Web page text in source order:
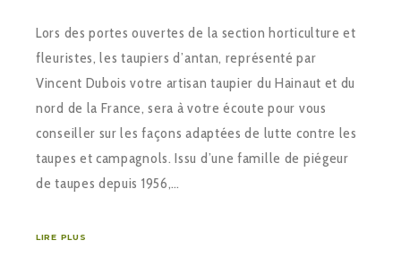
Lors des portes ouvertes de la section horticulture et
fleuristes, les taupiers d’antan, représenté par
Vincent Dubois votre artisan taupier du Hainaut et du
nord de la France, sera à votre écoute pour vous
conseiller sur les façons adaptées de lutte contre les
taupes et campagnols. Issu d’une famille de piégeur
de taupes depuis 1956,…
LIRE PLUS